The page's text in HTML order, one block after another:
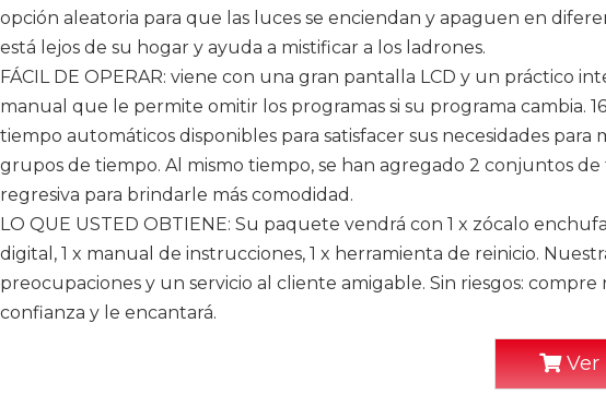
opción aleatoria para que las luces se enciendan y apaguen en
está lejos de su hogar y ayuda a mistificar a los ladrones.
FÁCIL DE OPERAR: viene con una gran pantalla LCD y un práctico
manual que le permite omitir los programas si su programa cambia.
tiempo automáticos disponibles para satisfacer sus necesidades
grupos de tiempo. Al mismo tiempo, se han agregado 2 conjuntos
regresiva para brindarle más comodidad.
LO QUE USTED OBTIENE: Su paquete vendrá con 1 x zócalo
digital, 1 x manual de instrucciones, 1 x herramienta de reinicio.
preocupaciones y un servicio al cliente amigable. Sin riesgos:
confianza y le encantará.
Ver